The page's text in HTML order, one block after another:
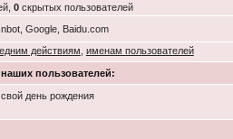
0скрытых пользователей
Google, Baidu.com
действиям именам пользователей
пользователей:
день рождения